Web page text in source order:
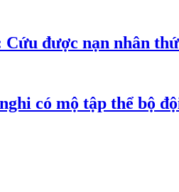
được nạn nhân
có mộ tập thể bộ